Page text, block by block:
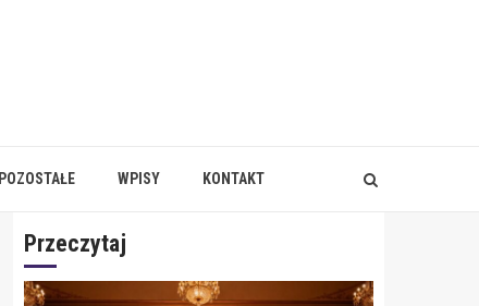
POZOSTAŁE WPISY KONTAKT
Przeczytaj